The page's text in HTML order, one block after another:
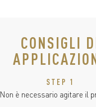
CONSIGLI
STEP 1
Non è necessario agitare il